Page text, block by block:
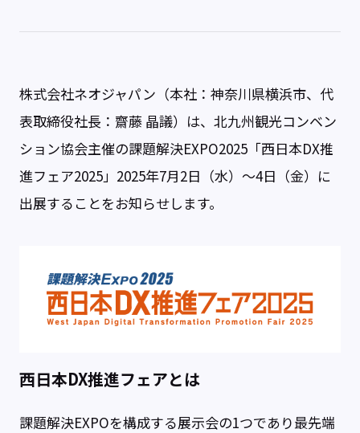
株式会社ネオジャパン（本社：神奈川県横浜市、代
表取締役社長：齋藤 晶議）は、北九州観光コンベン
ション協会主催の課題解決EXPO2025「西日本DX推
進フェア2025」2025年7月2日（水）～4日（金）に
出展することをお知らせします。
西日本DX推進フェアとは
課題解決EXPOを構成する展示会の1つであり最先端